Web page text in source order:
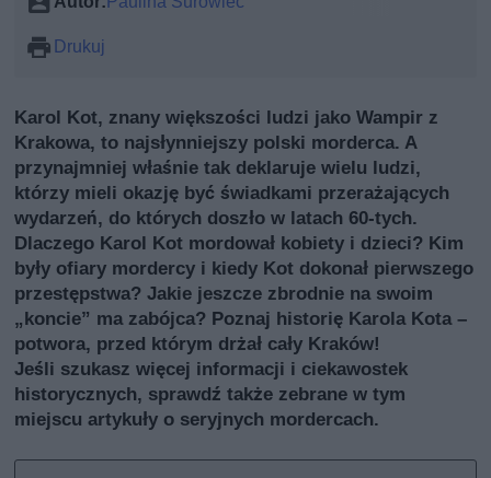
Drukuj
Karol Kot, znany większości ludzi jako Wampir z
Krakowa, to najsłynniejszy polski morderca. A
przynajmniej właśnie tak deklaruje wielu ludzi,
którzy mieli okazję być świadkami przerażających
wydarzeń, do których doszło w latach 60-tych.
Dlaczego Karol Kot mordował kobiety i dzieci? Kim
były ofiary mordercy i kiedy Kot dokonał pierwszego
przestępstwa? Jakie jeszcze zbrodnie na swoim
„koncie” ma zabójca? Poznaj historię Karola Kota –
potwora, przed którym drżał cały Kraków!
Jeśli szukasz więcej informacji i ciekawostek
historycznych, sprawdź także zebrane w tym
miejscu artykuły o seryjnych mordercach.